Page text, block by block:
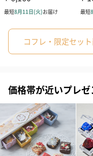
商
送りする際に人気のオプ
合は、紙袋との併用もおす
コフレ・限定セッ
価格帯が近いプレゼ